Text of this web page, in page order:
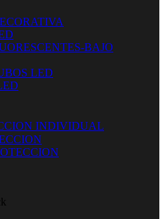
BAJO
LED
INDIVIDUAL